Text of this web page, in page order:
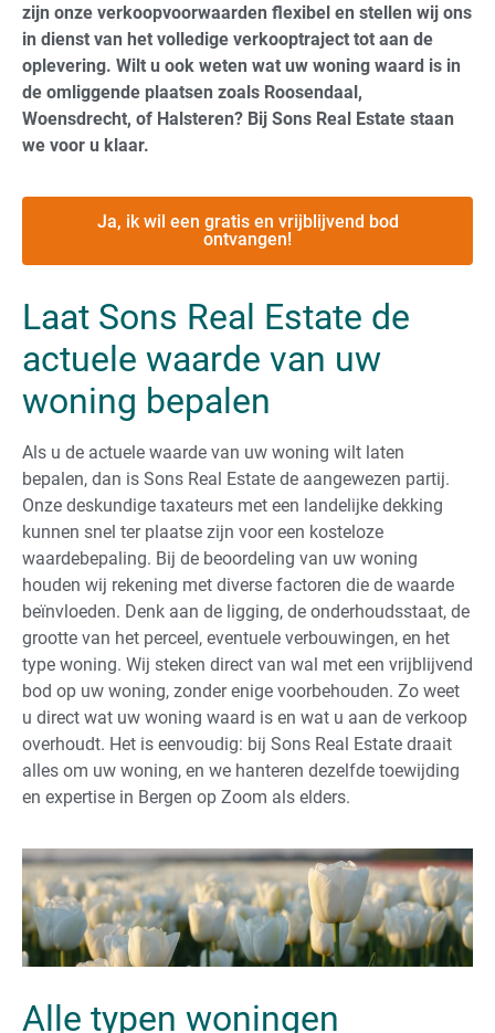
zijn onze verkoopvoorwaarden flexibel en stellen wij ons
in dienst van het volledige verkooptraject tot aan de
oplevering. Wilt u ook weten wat uw woning waard is in
de omliggende plaatsen zoals Roosendaal,
Woensdrecht, of Halsteren? Bij Sons Real Estate staan
we voor u klaar.
Ja, ik wil een gratis en vrijblijvend bod
ontvangen!
Laat Sons Real Estate de
actuele waarde van uw
woning bepalen
Als u de actuele waarde van uw woning wilt laten
bepalen, dan is Sons Real Estate de aangewezen partij.
Onze deskundige taxateurs met een landelijke dekking
kunnen snel ter plaatse zijn voor een kosteloze
waardebepaling. Bij de beoordeling van uw woning
houden wij rekening met diverse factoren die de waarde
beïnvloeden. Denk aan de ligging, de onderhoudsstaat, de
grootte van het perceel, eventuele verbouwingen, en het
type woning. Wij steken direct van wal met een vrijblijvend
bod op uw woning, zonder enige voorbehouden. Zo weet
u direct wat uw woning waard is en wat u aan de verkoop
overhoudt. Het is eenvoudig: bij Sons Real Estate draait
alles om uw woning, en we hanteren dezelfde toewijding
en expertise in Bergen op Zoom als elders.
Alle typen woningen